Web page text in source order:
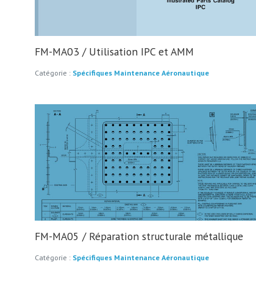
FM-MA03 / Utilisation IPC et AMM
Catégorie : Spécifiques Maintenance Aéronautique
FM-MA05 / Réparation structurale métallique
Catégorie : Spécifiques Maintenance Aéronautique